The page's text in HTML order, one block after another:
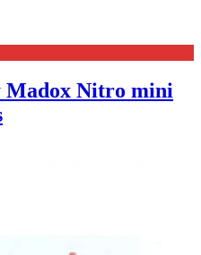
Madox Nitro mini